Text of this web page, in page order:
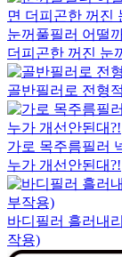
눈꺼풀필러 어떨
더피곤한 꺼진 눈
골반필러로 전형
가로 목주름필러
누가 개선안된대?!
바디필러 흘러내
작용)